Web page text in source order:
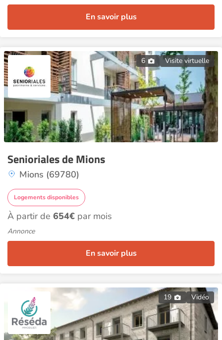
En savoir plus
6 Visite virtuelle
Senioriales de Mions
Mions (69780)
Logements disponibles
À partir de 654€ par mois
Annonce
En savoir plus
19 Vidéo